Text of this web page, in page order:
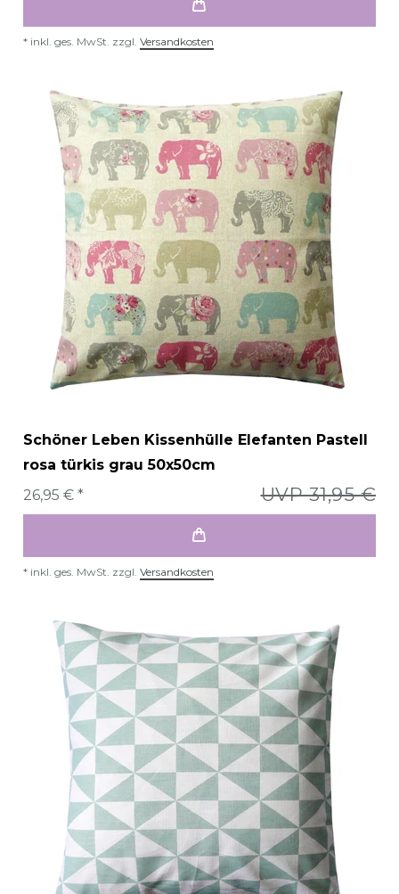
* inkl. ges. MwSt. zzgl. Versandkosten
Schöner Leben Kissenhülle Elefanten Pastell
rosa türkis grau 50x50cm
UVP 31,95 €
26,95 € *
* inkl. ges. MwSt. zzgl. Versandkosten